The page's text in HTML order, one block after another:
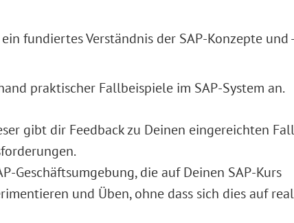
fundiertes Verständnis der SAP-Konzepte und -
praktischer Fallbeispiele im SAP-System an.
gibt dir Feedback zu Deinen eingereichten
Geschäftsumgebung, die auf Deinen SAP-Kurs
und Üben, ohne dass sich dies auf